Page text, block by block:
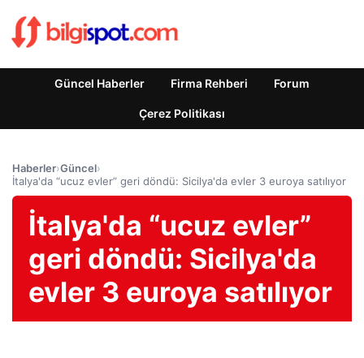
Güncel Haberler Firma Rehberi Forum
Çerez Politikası
Haberler›Güncel›
İtalya'da “ucuz evler” geri döndü: Sicilya'da evler 3 euroya satılıyor
İtalya'da “ucuz evler”
geri döndü: Sicilya'da
evler 3 euroya satılıyor